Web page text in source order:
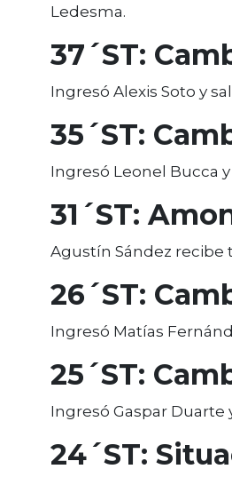
Ledesma.
37´ST:
Ingresó Alexis Soto y
35´ST:
Ingresó Leonel Bucca
31´ST:
Agustín Sández recibe
26´ST:
Ingresó Matías
25´ST:
Ingresó Gaspar Duarte
24´ST: